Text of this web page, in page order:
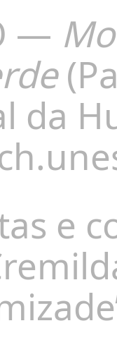
—
da
e